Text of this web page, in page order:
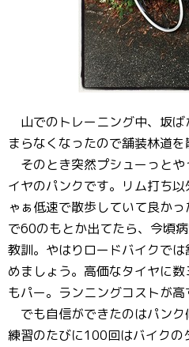
山でのトレーニング中、坂
まらなくなったので舗装林道を
そのとき突然プシューっとや
イヤのパンクです。リム打ち
ゃぁ低速で散歩していて良か
で60のもとか出てたら、今頃
教訓。やはりロードバイクで
めましょう。高価なタイヤに
もパー。ランニングコストが高
でも自信ができたのはパンク
練習のたびに100回はバイクの